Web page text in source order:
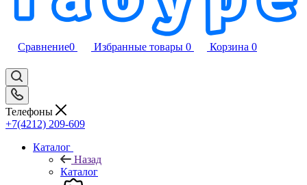
Сравнение0 Избранные товары 0 Корзина 0
Телефоны
+7(4212) 209-609
Каталог
Назад
Каталог